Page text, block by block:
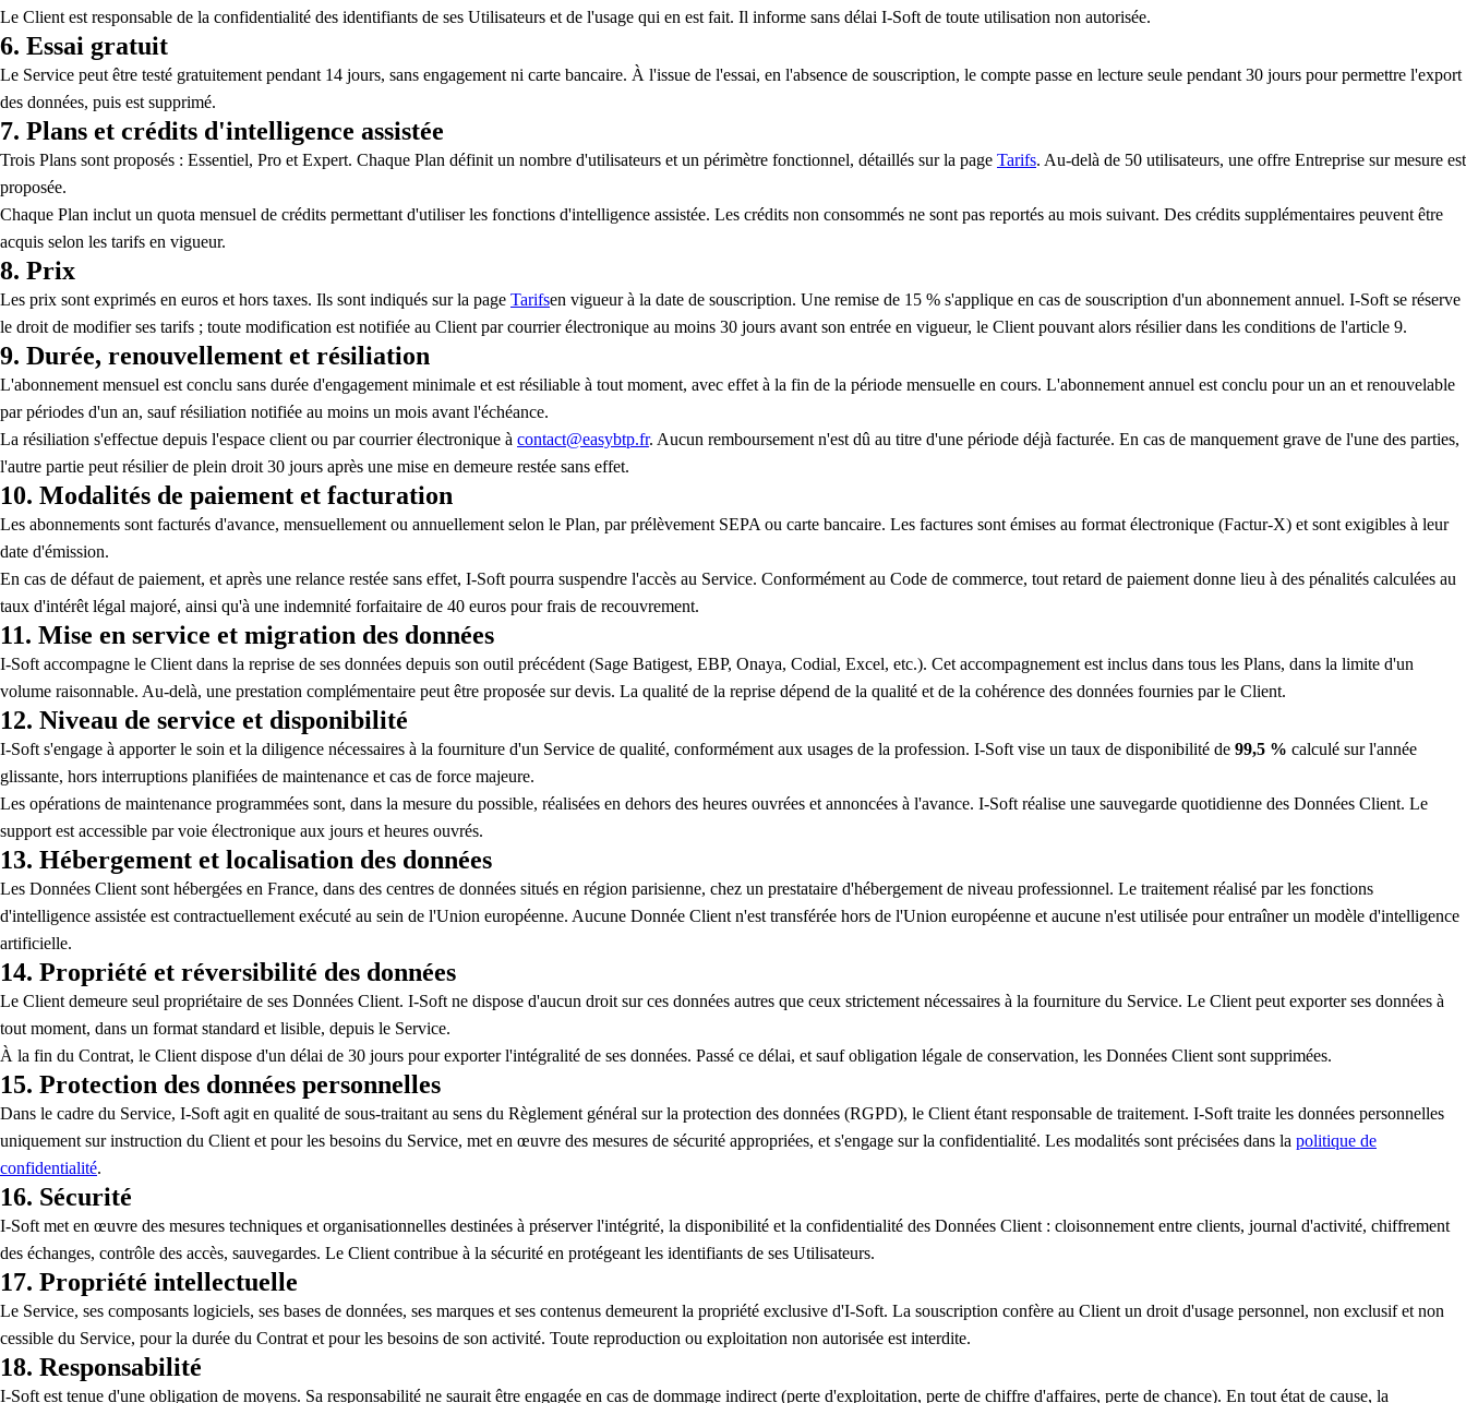
Le Client est responsable de la confidentialité des identifiants de ses Utilisateurs et de l'usage qui en est fait. Il informe sans délai I-Soft de toute utilisation non autorisée.
6. Essai gratuit
Le Service peut être testé gratuitement pendant 14 jours, sans engagement ni carte bancaire. À l'issue de l'essai, en l'absence de souscription, le compte passe en lecture seule pendant 30 jours pour permettre l'export
des données, puis est supprimé.
7. Plans et crédits d'intelligence assistée
Trois Plans sont proposés : Essentiel, Pro et Expert. Chaque Plan définit un nombre d'utilisateurs et un périmètre fonctionnel, détaillés sur la page Tarifs. Au-delà de 50 utilisateurs, une offre Entreprise sur mesure est
proposée.
Chaque Plan inclut un quota mensuel de crédits permettant d'utiliser les fonctions d'intelligence assistée. Les crédits non consommés ne sont pas reportés au mois suivant. Des crédits supplémentaires peuvent être
acquis selon les tarifs en vigueur.
8. Prix
Les prix sont exprimés en euros et hors taxes. Ils sont indiqués sur la page Tarifsen vigueur à la date de souscription. Une remise de 15 % s'applique en cas de souscription d'un abonnement annuel. I-Soft se réserve
le droit de modifier ses tarifs ; toute modification est notifiée au Client par courrier électronique au moins 30 jours avant son entrée en vigueur, le Client pouvant alors résilier dans les conditions de l'article 9.
9. Durée, renouvellement et résiliation
L'abonnement mensuel est conclu sans durée d'engagement minimale et est résiliable à tout moment, avec effet à la fin de la période mensuelle en cours. L'abonnement annuel est conclu pour un an et renouvelable
par périodes d'un an, sauf résiliation notifiée au moins un mois avant l'échéance.
La résiliation s'effectue depuis l'espace client ou par courrier électronique à contact@easybtp.fr. Aucun remboursement n'est dû au titre d'une période déjà facturée. En cas de manquement grave de l'une des parties,
l'autre partie peut résilier de plein droit 30 jours après une mise en demeure restée sans effet.
10. Modalités de paiement et facturation
Les abonnements sont facturés d'avance, mensuellement ou annuellement selon le Plan, par prélèvement SEPA ou carte bancaire. Les factures sont émises au format électronique (Factur-X) et sont exigibles à leur
date d'émission.
En cas de défaut de paiement, et après une relance restée sans effet, I-Soft pourra suspendre l'accès au Service. Conformément au Code de commerce, tout retard de paiement donne lieu à des pénalités calculées au
taux d'intérêt légal majoré, ainsi qu'à une indemnité forfaitaire de 40 euros pour frais de recouvrement.
11. Mise en service et migration des données
I-Soft accompagne le Client dans la reprise de ses données depuis son outil précédent (Sage Batigest, EBP, Onaya, Codial, Excel, etc.). Cet accompagnement est inclus dans tous les Plans, dans la limite d'un
volume raisonnable. Au-delà, une prestation complémentaire peut être proposée sur devis. La qualité de la reprise dépend de la qualité et de la cohérence des données fournies par le Client.
12. Niveau de service et disponibilité
I-Soft s'engage à apporter le soin et la diligence nécessaires à la fourniture d'un Service de qualité, conformément aux usages de la profession. I-Soft vise un taux de disponibilité de 99,5 % calculé sur l'année
glissante, hors interruptions planifiées de maintenance et cas de force majeure.
Les opérations de maintenance programmées sont, dans la mesure du possible, réalisées en dehors des heures ouvrées et annoncées à l'avance. I-Soft réalise une sauvegarde quotidienne des Données Client. Le
support est accessible par voie électronique aux jours et heures ouvrés.
13. Hébergement et localisation des données
Les Données Client sont hébergées en France, dans des centres de données situés en région parisienne, chez un prestataire d'hébergement de niveau professionnel. Le traitement réalisé par les fonctions
d'intelligence assistée est contractuellement exécuté au sein de l'Union européenne. Aucune Donnée Client n'est transférée hors de l'Union européenne et aucune n'est utilisée pour entraîner un modèle d'intelligence
artificielle.
14. Propriété et réversibilité des données
Le Client demeure seul propriétaire de ses Données Client. I-Soft ne dispose d'aucun droit sur ces données autres que ceux strictement nécessaires à la fourniture du Service. Le Client peut exporter ses données à
tout moment, dans un format standard et lisible, depuis le Service.
À la fin du Contrat, le Client dispose d'un délai de 30 jours pour exporter l'intégralité de ses données. Passé ce délai, et sauf obligation légale de conservation, les Données Client sont supprimées.
15. Protection des données personnelles
Dans le cadre du Service, I-Soft agit en qualité de sous-traitant au sens du Règlement général sur la protection des données (RGPD), le Client étant responsable de traitement. I-Soft traite les données personnelles
uniquement sur instruction du Client et pour les besoins du Service, met en œuvre des mesures de sécurité appropriées, et s'engage sur la confidentialité. Les modalités sont précisées dans la politique de
confidentialité.
16. Sécurité
I-Soft met en œuvre des mesures techniques et organisationnelles destinées à préserver l'intégrité, la disponibilité et la confidentialité des Données Client : cloisonnement entre clients, journal d'activité, chiffrement
des échanges, contrôle des accès, sauvegardes. Le Client contribue à la sécurité en protégeant les identifiants de ses Utilisateurs.
17. Propriété intellectuelle
Le Service, ses composants logiciels, ses bases de données, ses marques et ses contenus demeurent la propriété exclusive d'I-Soft. La souscription confère au Client un droit d'usage personnel, non exclusif et non
cessible du Service, pour la durée du Contrat et pour les besoins de son activité. Toute reproduction ou exploitation non autorisée est interdite.
18. Responsabilité
I-Soft est tenue d'une obligation de moyens. Sa responsabilité ne saurait être engagée en cas de dommage indirect (perte d'exploitation, perte de chiffre d'affaires, perte de chance). En tout état de cause, la